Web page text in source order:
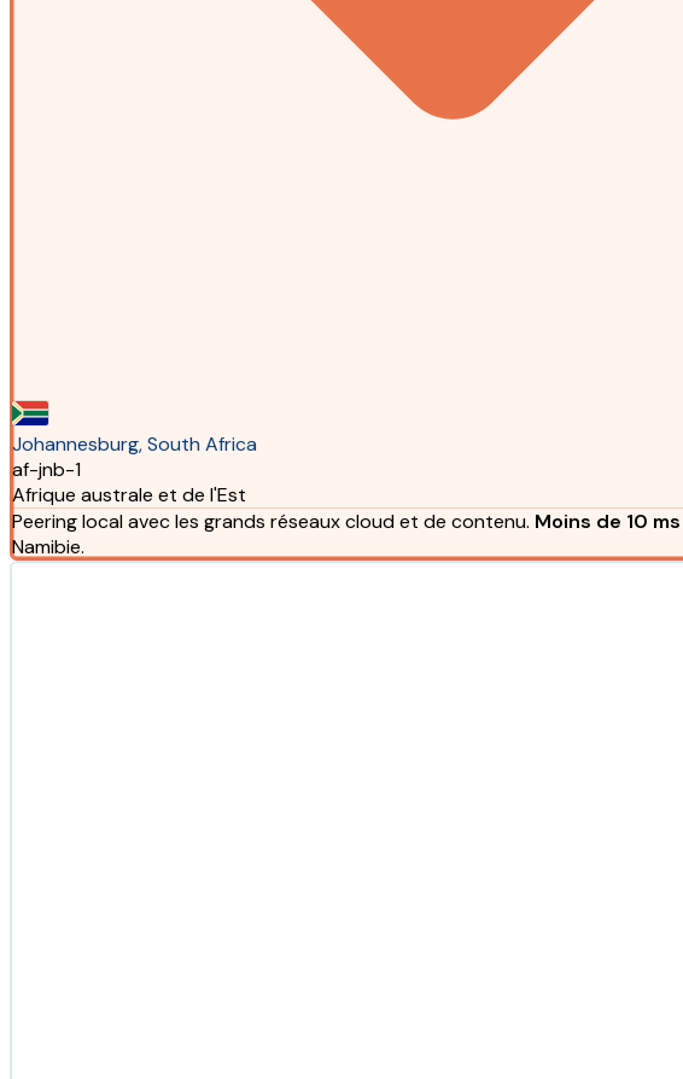
Johannesburg, South Africa
af-jnb-1
Afrique australe et de l'Est
Peering local avec les grands réseaux cloud et de contenu. Moins de 10 ms
Namibie.